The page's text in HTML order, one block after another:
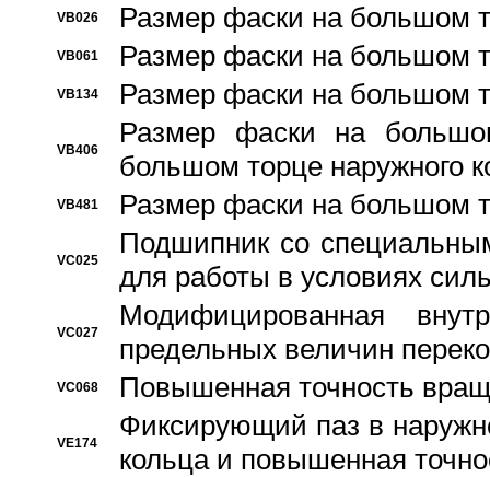
VB026 Размер фаски на большом
VB061 Размер фаски на большом
VB134 Размер фаски на большом
VB406
Размер фаски на
большом торце наружного
VB481 Размер фаски на большом
VC025
Подшипник со
для работы в условиях
VC027
Модифицированная
предельных величин
VC068 Повышенная точность
VE174
Фиксирующий паз в
кольца и повышенная